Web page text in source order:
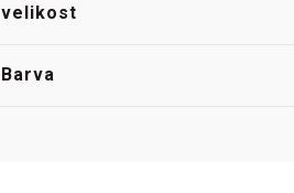
velikost
Barva